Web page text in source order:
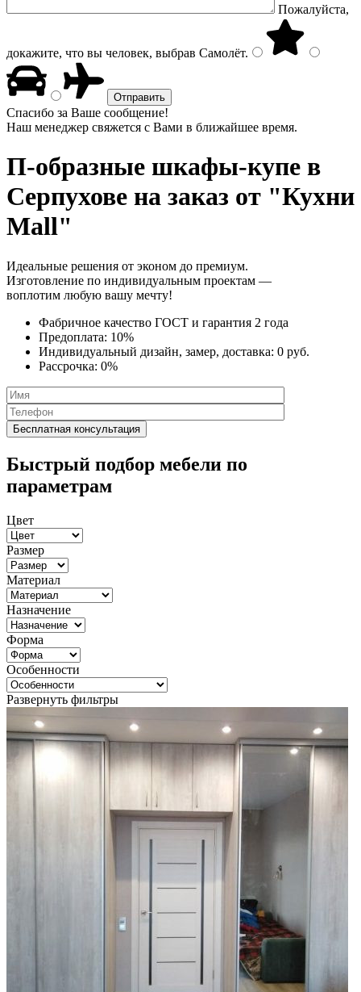
Пожалуйста,
докажите, что вы человек, выбрав Самолёт.
Спасибо за Ваше сообщение!
Наш менеджер свяжется с Вами в ближайшее время.
П-образные шкафы-купе в
Серпухове на заказ от "Кухни
Mall"
Идеальные решения от эконом до премиум.
Изготовление по индивидуальным проектам —
воплотим любую вашу мечту!
Фабричное качество ГОСТ и гарантия 2 года
Предоплата: 10%
Индивидуальный дизайн, замер, доставка: 0 руб.
Рассрочка: 0%
Быстрый подбор мебели по
параметрам
Цвет
Размер
Материал
Назначение
Форма
Особенности
Развернуть фильтры